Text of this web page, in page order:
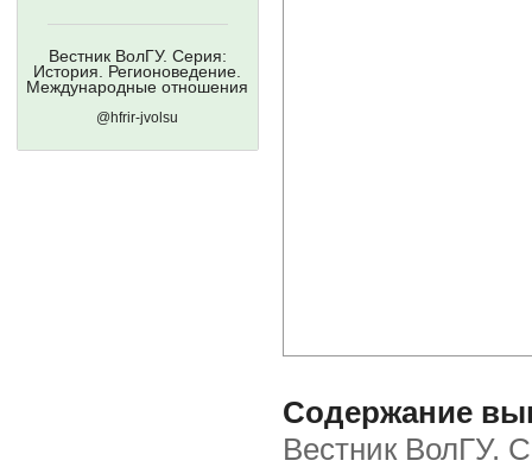
Вестник ВолГУ. Серия:
История. Регионоведение.
Международные отношения
@hfrir-jvolsu
Содержание
Вестник ВолГУ.